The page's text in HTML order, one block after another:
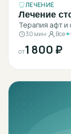
ЛЕЧЕНИЕ
Лечение
Терапия афт и
30 мин Все
от1 800 ₽